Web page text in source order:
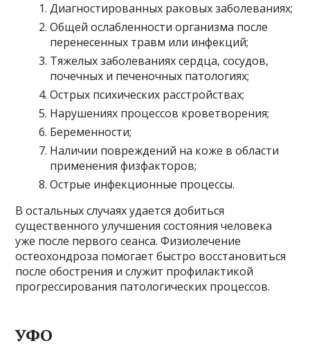
Диагностированных раковых заболеваниях;
Общей ослабленности организма после
перенесенных травм или инфекций;
Тяжелых заболеваниях сердца, сосудов,
почечных и печеночных патологиях;
Острых психических расстройствах;
Нарушениях процессов кроветворения;
Беременности;
Наличии повреждений на коже в области
применения физфакторов;
Острые инфекционные процессы.
В остальных случаях удается добиться
существенного улучшения состояния человека
уже после первого сеанса. Физиолечение
остеохондроза помогает быстро восстановиться
после обострения и служит профилактикой
прогрессирования патологических процессов.
УФО